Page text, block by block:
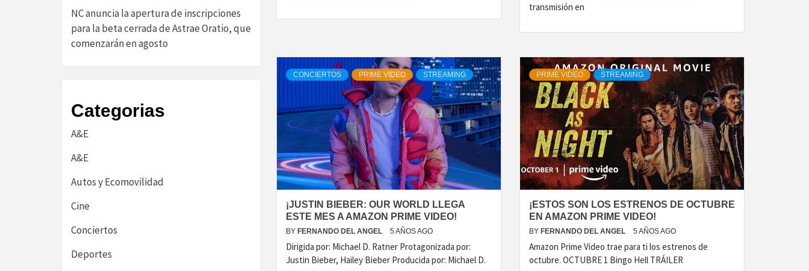
transmisión en
CONCIERTOS PRIME VIDEO STREAMING
¡JUSTIN BIEBER: OUR WORLD LLEGA
ESTE MES A AMAZON PRIME VIDEO!
BY FERNANDO DEL ANGEL 5 AÑOS AGO
Dirigida por: Michael D. Ratner Protagonizada por:
Justin Bieber, Hailey Bieber Producida por: Michael D.
PRIME VIDEO STREAMING
¡ESTOS SON LOS ESTRENOS DE OCTUBRE
EN AMAZON PRIME VIDEO!
BY FERNANDO DEL ANGEL 5 AÑOS AGO
Amazon Prime Video trae para ti los estrenos de
octubre. OCTUBRE 1 Bingo Hell TRÁILER
NC anuncia la apertura de inscripciones
para la beta cerrada de Astrae Oratio, que
comenzarán en agosto
Categorias
A&E
A&E
Autos y Ecomovilidad
Cine
Conciertos
Deportes